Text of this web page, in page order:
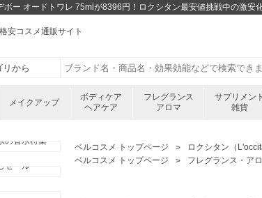
ボー オードトワレ 75mlが8396円！ロクシタン最安値挑戦中の激安
安コスメ通販サイト
メイクアップ
ボディケア
ヘアケア
フレグランス
アロマ
サプリメント
雑貨
ベルコスメ トップページ ロクシタン（
ベルコスメ トップページ
フレグランス・ア